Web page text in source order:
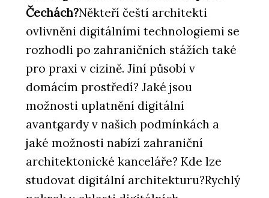
Čechách?Někteří čeští architekti
ovlivněni digitálními technologiemi se
rozhodli po zahraničních stážích také
pro praxi v cizině. Jiní působí v
domácím prostředí? Jaké jsou
možnosti uplatnění digitální
avantgardy v našich podmínkách a
jaké možnosti nabízí zahraniční
architektonické kanceláře? Kde lze
studovat digitální architekturu?Rychlý